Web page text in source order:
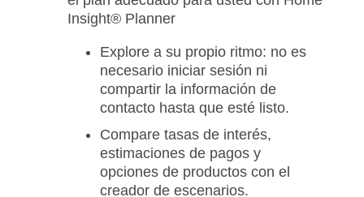
Insight® Planner
Explore a su propio ritmo: no es
necesario iniciar sesión ni
compartir la información de
contacto hasta que esté listo.
Compare tasas de interés,
estimaciones de pagos y
opciones de productos con el
creador de escenarios.